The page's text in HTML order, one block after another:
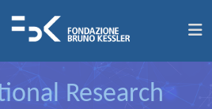
Research